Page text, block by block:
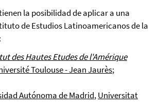
la posibilidad de aplicar a una
de Estudios Latinoamericanos de la
des Hautes Etudes de l'Amérique
Toulouse - Jean Jaurès;
Autónoma de Madrid,Universitat